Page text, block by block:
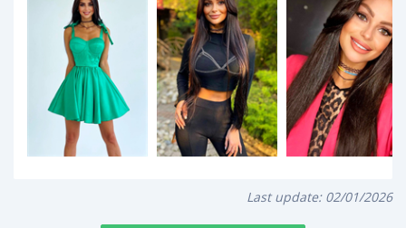
Last update: 02/01/2026